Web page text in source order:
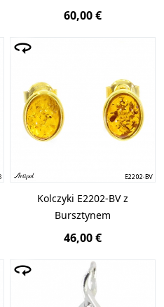
60,00 €
Kolczyki E2202-BV z
Bursztynem
46,00 €